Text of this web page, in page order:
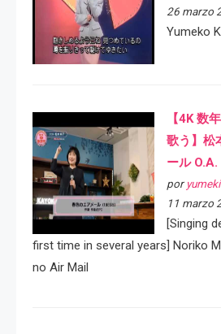
26 marzo
Yumeko
【4K 数
歌う】松
ール
por
11 marzo
[Singing
first time in several years] Noriko
no Air Mail